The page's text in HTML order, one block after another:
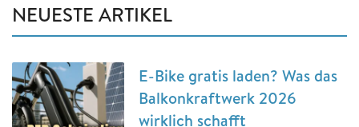
NEUESTE ARTIKEL
E-Bike gratis laden? Was das
Balkonkraftwerk 2026
wirklich schafft